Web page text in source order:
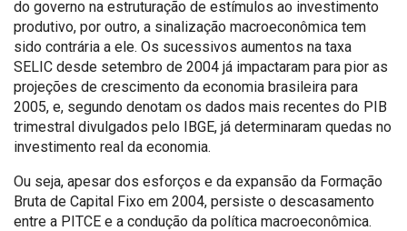
do governo na estruturação de estímulos ao investimento
produtivo, por outro, a sinalização macroeconômica tem
sido contrária a ele. Os sucessivos aumentos na taxa
SELIC desde setembro de 2004 já impactaram para pior as
projeções de crescimento da economia brasileira para
2005, e, segundo denotam os dados mais recentes do PIB
trimestral divulgados pelo IBGE, já determinaram quedas no
investimento real da economia.
Ou seja, apesar dos esforços e da expansão da Formação
Bruta de Capital Fixo em 2004, persiste o descasamento
entre a PITCE e a condução da política macroeconômica.